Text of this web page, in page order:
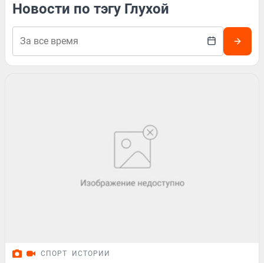
Новости по тэгу Глухой
СПОРТ ИСТОРИИ